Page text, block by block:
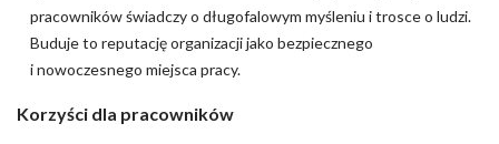
pracowników świadczy o długofalowym myśleniu i trosce o ludzi.
Buduje to reputację organizacji jako bezpiecznego
i nowoczesnego miejsca pracy.
Korzyści dla pracowników